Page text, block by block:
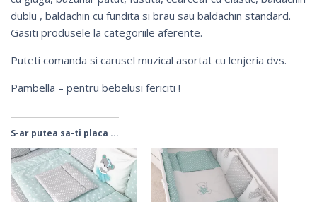
dublu , baldachin cu fundita si brau sau baldachin standard.
Gasiti produsele la categoriile aferente.
Puteti comanda si carusel muzical asortat cu lenjeria dvs.
Pambella – pentru bebelusi fericiti !
S-ar putea sa-ti placa ...